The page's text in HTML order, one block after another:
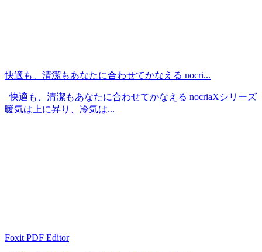
快適も、清潔もあなたに合わせてかなえる nocri...
快適も、清潔もあなたに合わせてかなえる nocriaXシリーズ
暖気は上に昇り、冷気は...
Foxit PDF Editor